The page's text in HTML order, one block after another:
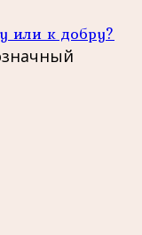
или к добру?